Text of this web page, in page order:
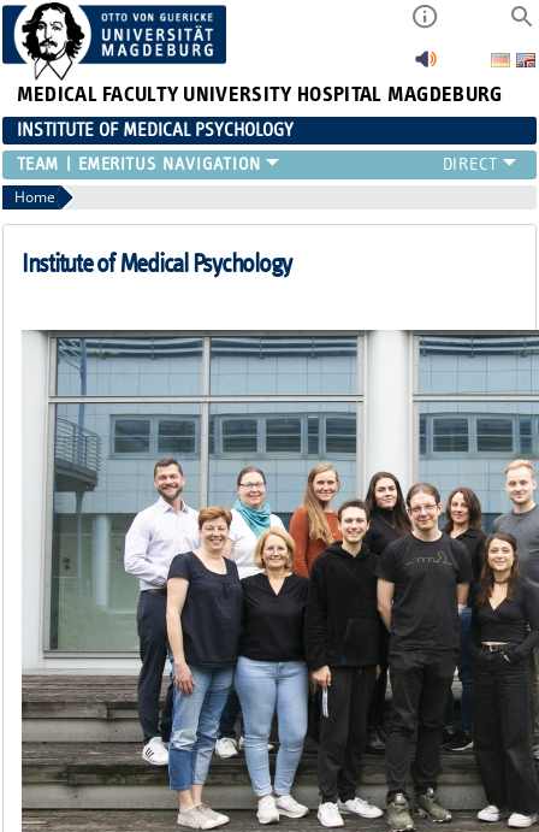
MEDICAL FACULTY UNIVERSITY HOSPITAL MAGDEBURG
INSTITUTE OF MEDICAL PSYCHOLOGY
TEAM EMERITUS
Home
Institute of Medical Psychology